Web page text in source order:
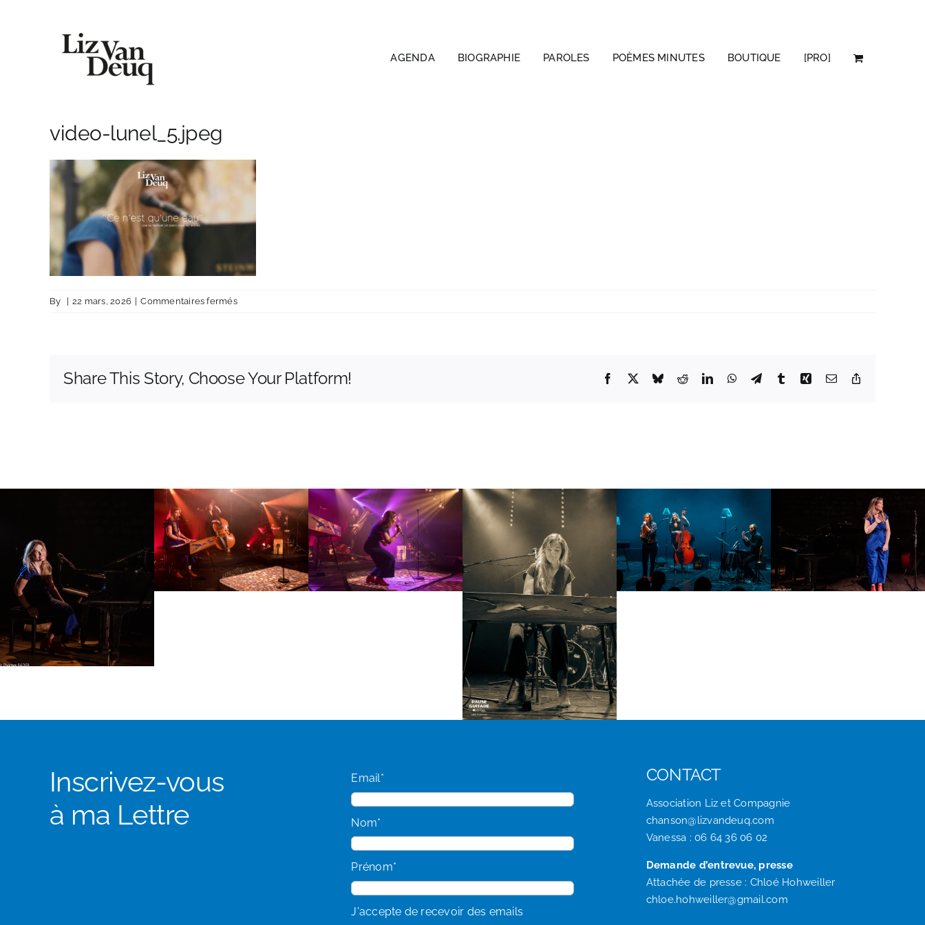
AGENDA BIOGRAPHIE PAROLES POÈMES MINUTES BOUTIQUE [PRO]
video-lunel_5.jpeg
By 22 mars, 2026 Commentaires ferméssur
Share This Story, Choose Your Platform! Facebook
X BlueskyRedditLinkedInWhatsApp
TelegramTumblrXing Email
Inscrivez-vous
à ma Lettre
Email*
Nom*
Prénom*
J'accepte de recevoir des emails
CONTACT
Association Liz et Compagnie
chanson@lizvandeuq.com
Vanessa : 06 64 36 06 02
Demande d’entrevue, presse
Attachée de presse : Chloé Hohweiller
chloe.hohweiller@gmail.com